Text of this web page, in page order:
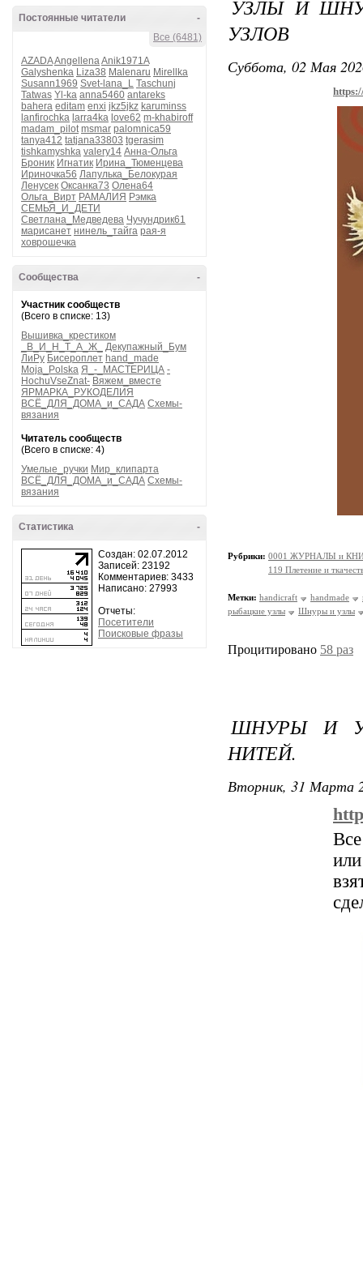
-
Постоянные читатели
Все (6481)
AZADAAngellenaAnik1971A
Galyshenka Liza38 Malenaru Mirellka
Susann1969 Svet-lana_L Taschunj
Tatwas Yl-ka anna5460 antareks
bahera editam enxi jkz5jkz karuminss
lanfirochka larra4ka love62 m-khabiroff
madam_pilot msmar palomnica59
tanya412 tatjana33803 tgerasim
tishkamyshka valery14 Анна-Ольга
Броник Игнатик Ирина_Тюменцева
Ириночка56 Лапулька_Белокурая
Ленусек Оксанка73 Олена64
Ольга_Вирт РАМАЛИЯ Рэмка
СЕМЬЯ_И_ДЕТИ
Светлана_Медведева Чучундрик61
марисанет нинель_тайга рая-я
ховрошечка
-
Сообщества
Участник сообществ
(Всего в списке: 13)
Вышивка_крестиком
_В_И_Н_Т_А_Ж_
Декупажный_Бум
ЛиРу Бисероплет hand_made
Moja_Polska Я_-_МАСТЕРИЦА -
HochuVseZnat- Вяжем_вместе
ЯРМАРКА_РУКОДЕЛИЯ
ВСЁ_ДЛЯ_ДОМА_и_САДА Схемы-
вязания
Читатель сообществ
(Всего в списке: 4)
Умелые_ручки Мир_клипарта
ВСЁ_ДЛЯ_ДОМА_и_САДА Схемы-
вязания
-
Статистика
Создан: 02.07.2012
Записей: 23192
Комментариев: 3433
Написано: 27993
Отчеты:
Посетители
Поисковые фразы
УЗЛЫ И
УЗЛОВ
Суббота, 02 Мая
Рубрики: 0001 ЖУРНАЛЫ и
119 Плетение и
Метки: handicraft handmade
рыбацкие узлы
Шнуры и узлы
Процитировано 58 раз
ШНУРЫ И
НИТЕЙ.
Вторник, 31 Марта